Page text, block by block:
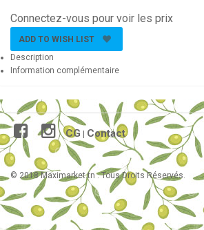
Connectez-vous pour voir les prix
ADD TO WISH LIST
Description
Information complémentaire
CG Contact
© 2018 Maximarket.tn . Tous Droits Réservés.